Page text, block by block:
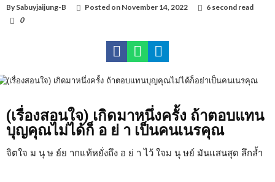
By Sabuyjaijung-B Posted on November 14, 2022
6 second read
0
(เรื่องสอนใจ) เกิดมาหนึ่งครั้ง ถ้าตอบแทน
บุญคุณไม่ได้ก็ อ ย่ า เป็นคนเนรคุณ
จิตใจ ม นุ ษ ย์ย ากแท้หยั่งถึง อ ย่ า ไว้ ใจม นุ ษย์ มันแสนสุด ลึกล้ำ